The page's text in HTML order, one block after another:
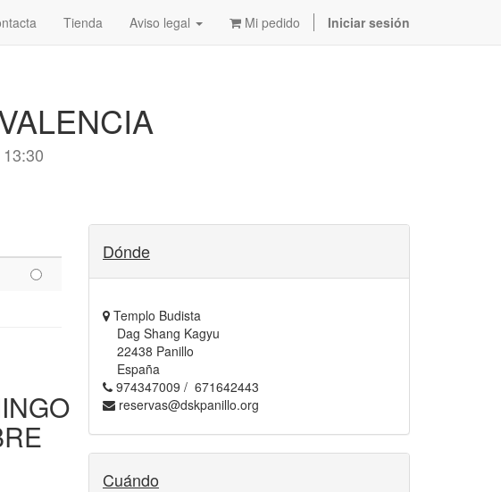
Tienda Aviso legal Mi pedido Iniciar sesión
Dónde
Templo Budista
Dag Shang Kagyu
22438 Panillo
España
974347009 / 671642443
reservas@dskpanillo.org
Cuándo